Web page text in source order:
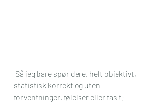
statistisk korrekt og uten
forventninger, følelser eller fasit;